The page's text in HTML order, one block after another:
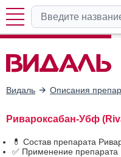
Видаль Описания
Ривароксабан-Убф
💊 Состав препарата
✅ Применение